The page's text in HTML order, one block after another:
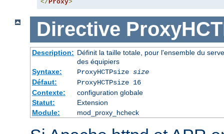
</Proxy>
Directive
Description: Définit la taille totale, pour l'ensemble du
des équipiers
Syntaxe:
ProxyHCTPsize size
Défaut:
ProxyHCTPsize 16
Contexte:
configuration globale
Statut:
Extension
Module:
mod_proxy_hcheck